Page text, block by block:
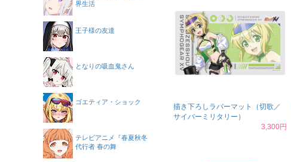
描き下ろしラバーマット（切歌／
サイバーミリタリー）
3,300円
界生活
王子様の友達
となりの吸血鬼さん
ゴエティア・ショック
テレビアニメ『春夏秋冬
代行者 春の舞